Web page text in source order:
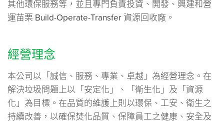
關於我們
投資人關係
媒體中心
聯絡資訊
其他環保服務等，並且專門負責投資、開發、興建和營
運苗栗 Build-Operate-Transfer 資源回收廠。
經營理念
本公司以「誠信、服務、專業、卓越」為經營理念。在
解決垃圾問題上以「安定化」、「衛生化」及「資源
化」為目標。在品質的維護上則以環保、工安、衛生之
持續改善，以確保焚化品質、保障員工之健康、安全及